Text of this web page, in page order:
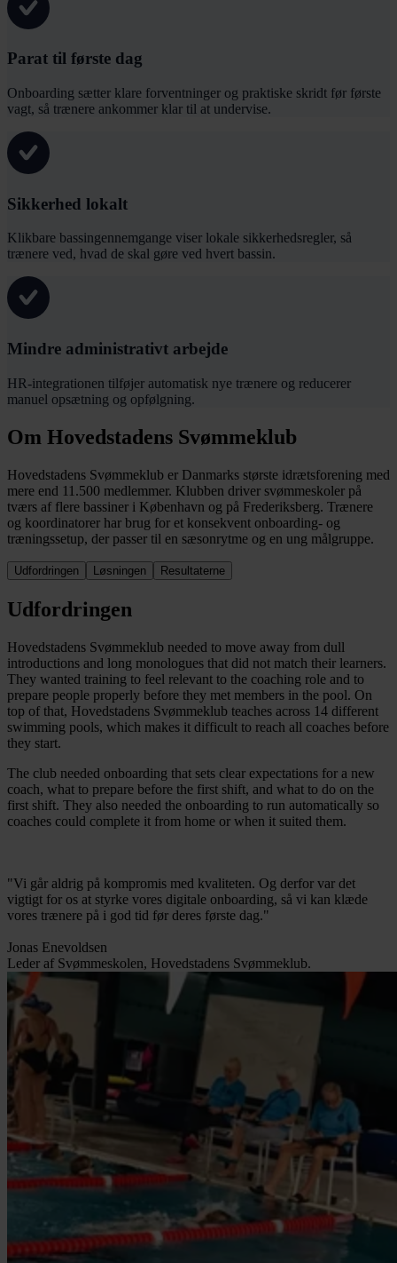
Parat til første dag
Onboarding sætter klare forventninger og praktiske skridt før første
vagt, så trænere ankommer klar til at undervise.
Sikkerhed lokalt
Klikbare bassingennemgange viser lokale sikkerhedsregler, så
trænere ved, hvad de skal gøre ved hvert bassin.
Mindre administrativt arbejde
HR-integrationen tilføjer automatisk nye trænere og reducerer
manuel opsætning og opfølgning.
Om Hovedstadens Svømmeklub
Hovedstadens Svømmeklub er Danmarks største idrætsforening med
mere end 11.500 medlemmer. Klubben driver svømmeskoler på
tværs af flere bassiner i København og på Frederiksberg. Trænere
og koordinatorer har brug for et konsekvent onboarding- og
træningssetup, der passer til en sæsonrytme og en ung målgruppe.
Udfordringen Løsningen Resultaterne
Udfordringen
Hovedstadens Svømmeklub needed to move away from dull
introductions and long monologues that did not match their learners.
They wanted training to feel relevant to the coaching role and to
prepare people properly before they met members in the pool. On
top of that, Hovedstadens Svømmeklub teaches across 14 different
swimming pools, which makes it difficult to reach all coaches before
they start.
The club needed onboarding that sets clear expectations for a new
coach, what to prepare before the first shift, and what to do on the
first shift. They also needed the onboarding to run automatically so
coaches could complete it from home or when it suited them.
"Vi går aldrig på kompromis med kvaliteten. Og derfor var det
vigtigt for os at styrke vores digitale onboarding, så vi kan klæde
vores trænere på i god tid før deres første dag."
Jonas Enevoldsen
Leder af Svømmeskolen, Hovedstadens Svømmeklub.